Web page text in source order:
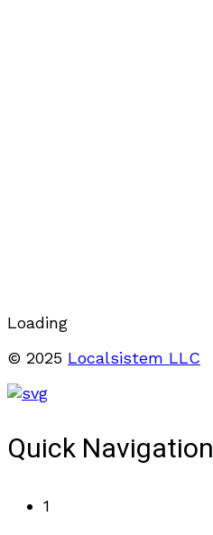
Loading
© 2025 Localsistem LLC
Quick Navigation
1